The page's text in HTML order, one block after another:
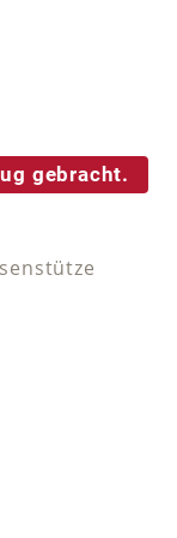
gebracht.